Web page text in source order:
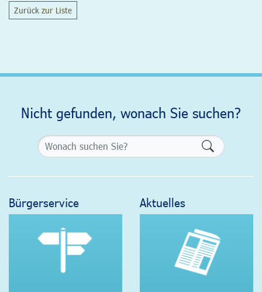
Zurück zur Liste
Nicht gefunden, wonach Sie suchen?
Bürgerservice Aktuelles